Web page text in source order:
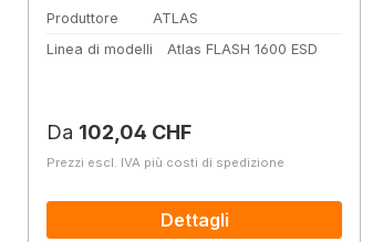
Produttore
ATLAS
Linea di modelli
Atlas FLASH 1600 ESD
Prezzo normale:
Da 102,04 CHF
Prezzi escl. IVA più costi di spedizione
Dettagli